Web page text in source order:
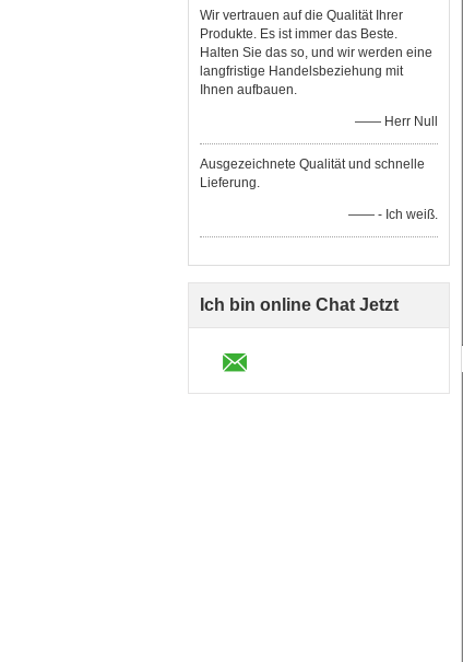
Wir vertrauen auf die Qualität Ihrer
Produkte. Es ist immer das Beste.
Halten Sie das so, und wir werden eine
langfristige Handelsbeziehung mit
Ihnen aufbauen.
—— Herr Null
Ausgezeichnete Qualität und schnelle
Lieferung.
—— - Ich weiß.
Ich bin online Chat Jetzt